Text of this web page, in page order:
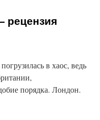
рецензия
в хаос, ведь
порядка. Лондон.